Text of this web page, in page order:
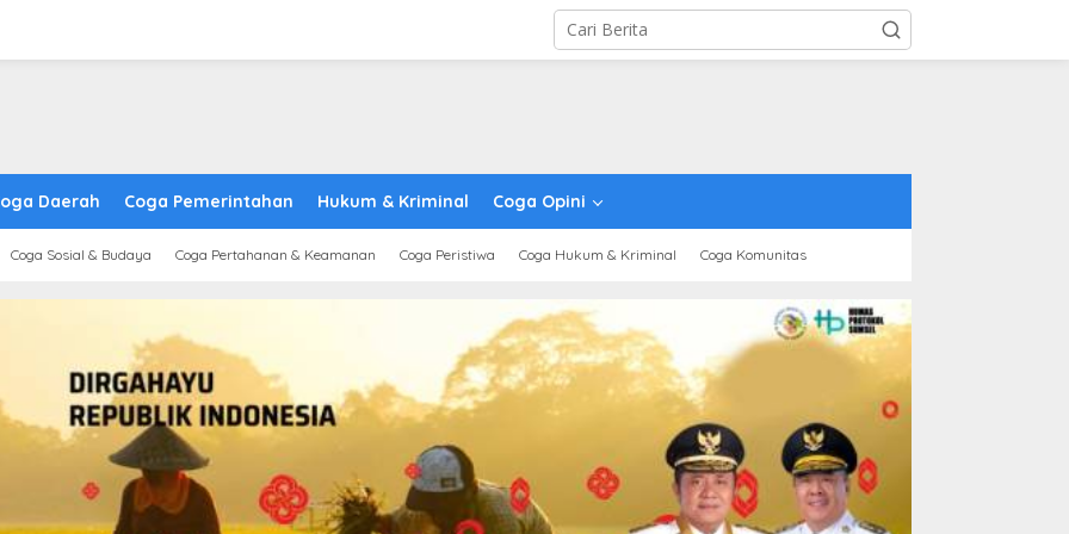
Daerah Coga Pemerintahan Hukum & Kriminal Coga Opini
Coga Sosial & Budaya Coga Pertahanan & Keamanan Coga Peristiwa Coga Hukum & Kriminal Coga Komunitas